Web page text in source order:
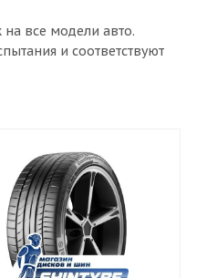
все модели авто.
и соответствуют